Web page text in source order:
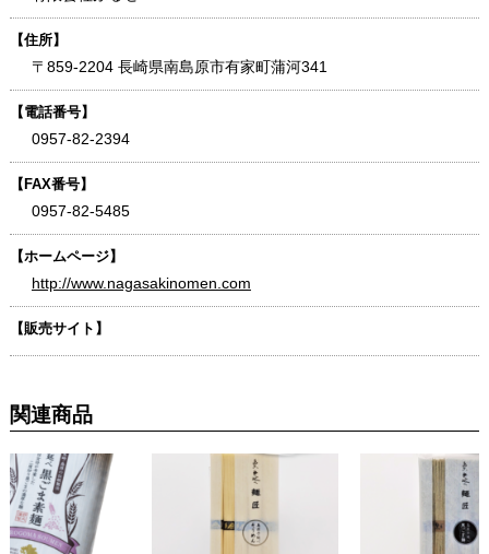
【住所】
〒859-2204 長崎県南島原市有家町蒲河341
【電話番号】
0957-82-2394
【FAX番号】
0957-82-5485
【ホームページ】
http://www.nagasakinomen.com
【販売サイト】
関連商品